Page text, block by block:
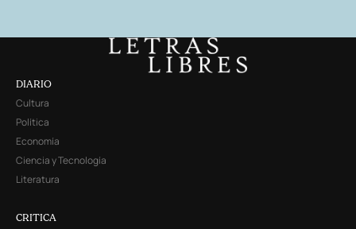
DIARIO
Cultura
Política
Economía
Ciencia y Tecnología
Literatura
CRITICA